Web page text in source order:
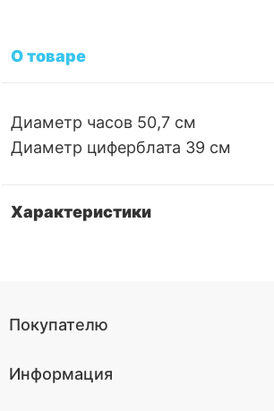
О товаре
Диаметр часов 50,7 см
Диаметр циферблата 39 см
Характеристики
Покупателю
Информация